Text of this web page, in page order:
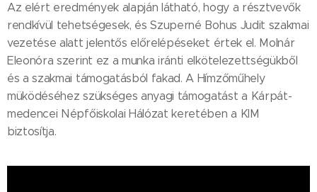
Az elért eredmények alapján látható, hogy a résztvevők
rendkívül tehetségesek, és Szuperné Bohus Judit szakmai
vezetése alatt jelentős előrelépéseket értek el. Molnár
Eleonóra szerint ez a munka iránti elkötelezettségükből
és a szakmai támogatásból fakad. A Hímzőműhely
müködéséhez szükséges anyagi támogatást a Kárpát-
medencei Népfőiskolai Hálózat keretében a KIM
biztosítja.